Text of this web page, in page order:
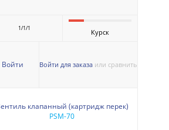
1/1/1 Курск
Войти Войти для заказа или сравнить
клапанный (картридж перек)
PSM-70